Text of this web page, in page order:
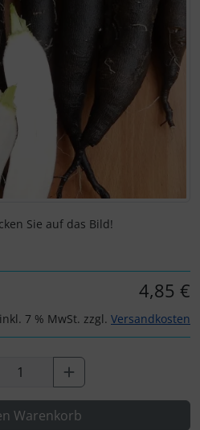
Sie auf das Bild!
4,85 €
inkl. 7 % MwSt. zzgl. Versandkosten
Warenkorb